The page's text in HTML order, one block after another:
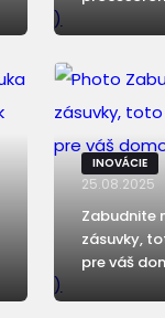
)
)
INOVÁCIE
25.08.2025
Zabudnite
zásuvky,
pre váš